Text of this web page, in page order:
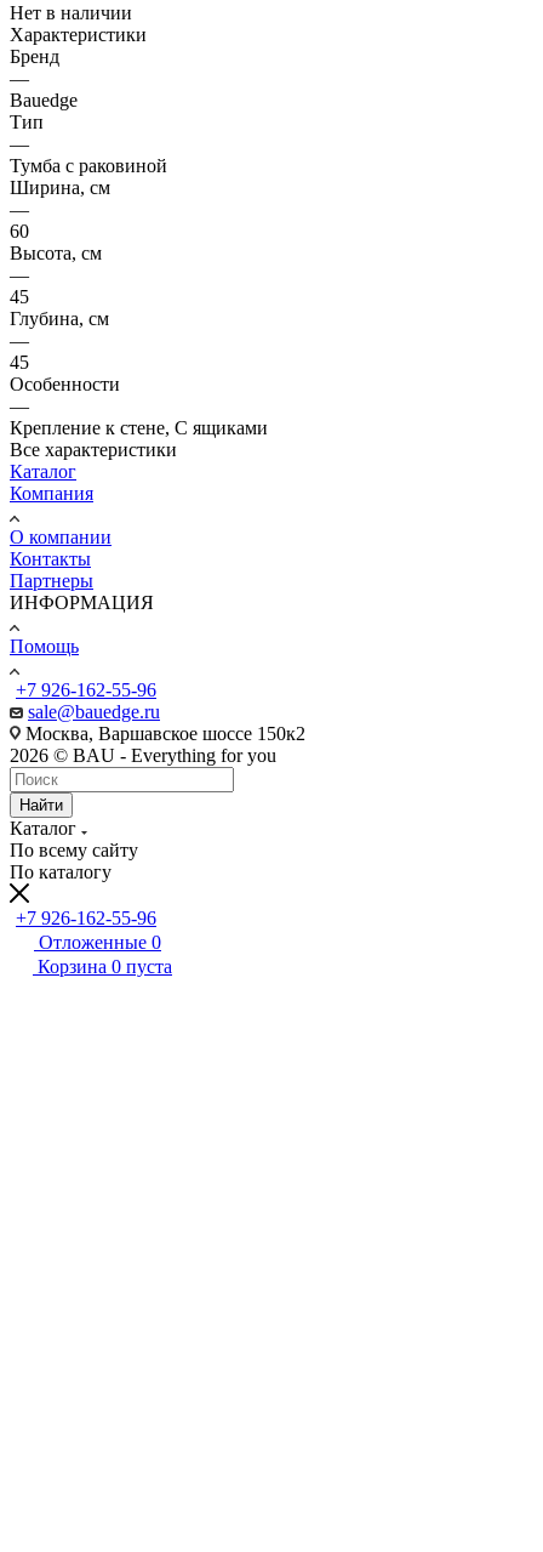
Нет в наличии
Характеристики
Бренд
—
Bauedge
Тип
—
Тумба с раковиной
Ширина, см
—
60
Высота, см
—
45
Глубина, см
—
45
Особенности
—
Крепление к стене, С ящиками
Все характеристики
Каталог
Компания
О компании
Контакты
Партнеры
ИНФОРМАЦИЯ
Помощь
+7 926-162-55-96
sale@bauedge.ru
Москва, Варшавское шоссе 150к2
2026 © BAU - Everything for you
Найти
Каталог
По всему сайту
По каталогу
+7 926-162-55-96
Отложенные 0
Корзина 0 пуста